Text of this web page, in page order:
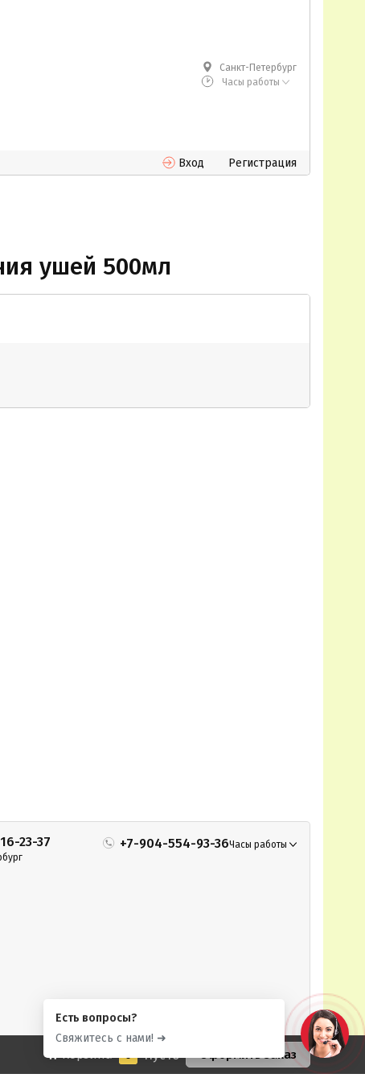
Санкт-Петербург
Часы работы
Вход Регистрация
ушей 500мл
23-37 +7-904-554-93-36Часы работы
Корзина 0 Пусто Оформить заказ
Есть вопросы?
Свяжитесь с нами! ➜